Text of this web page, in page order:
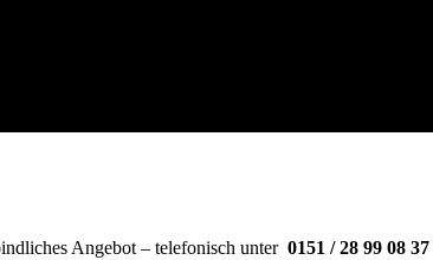
Angebot – telefonisch unter 0151 / 28 99 08 37